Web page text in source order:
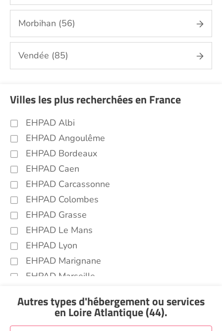
Morbihan (56)
Vendée (85)
Villes les plus recherchées en France
EHPAD Albi
EHPAD Angoulême
EHPAD Bordeaux
EHPAD Caen
EHPAD Carcassonne
EHPAD Colombes
EHPAD Grasse
EHPAD Le Mans
EHPAD Lyon
EHPAD Marignane
EHPAD Marseille
EHPAD Nantes
Autres types d'hébergement ou services
en Loire Atlantique (44).